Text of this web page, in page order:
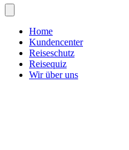
Home
Kundencenter
Reiseschutz
Reisequiz
Wir über uns